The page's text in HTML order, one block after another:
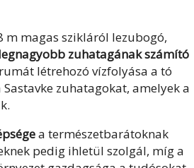
m magas szikláról lezubogó,
zuhatagának számító
létrehozó vízfolyása a tó
zuhatagokat, amelyek a
a természetbarátoknak
pedig ihletül szolgál, míg a